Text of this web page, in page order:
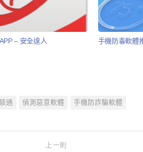
– 安全達人 手機防毒軟體
通 偵測惡意軟體 手機防詐騙軟體
上一則